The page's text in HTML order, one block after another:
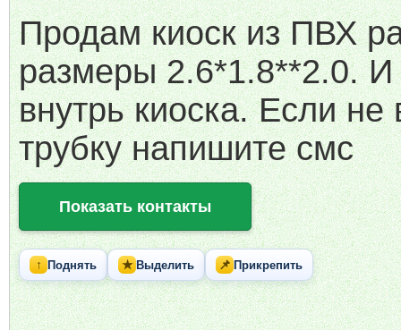
Продам киоск из ПВХ
размеры 2.6*1.8**2.0. И
внутрь киоска. Если не
трубку напишите смс
Показать контакты
↑ Поднять ★ Выделить 📌 Прикрепить